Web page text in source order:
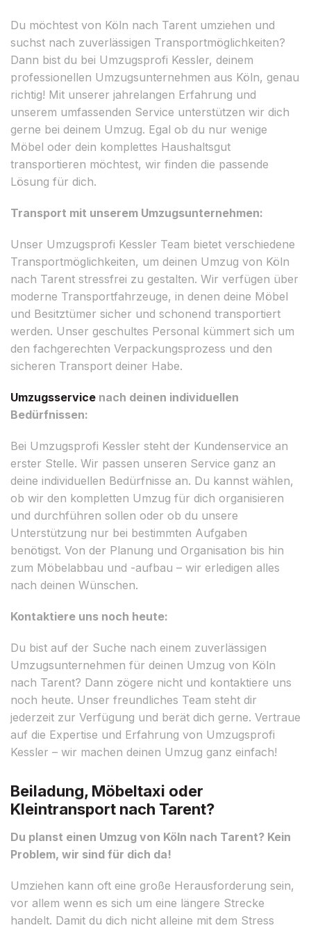
Du möchtest von Köln nach Tarent umziehen und
suchst nach zuverlässigen Transportmöglichkeiten?
Dann bist du bei Umzugsprofi Kessler, deinem
professionellen Umzugsunternehmen aus Köln, genau
richtig! Mit unserer jahrelangen Erfahrung und
unserem umfassenden Service unterstützen wir dich
gerne bei deinem Umzug. Egal ob du nur wenige
Möbel oder dein komplettes Haushaltsgut
transportieren möchtest, wir finden die passende
Lösung für dich.
Transport mit unserem Umzugsunternehmen:
Unser Umzugsprofi Kessler Team bietet verschiedene
Transportmöglichkeiten, um deinen Umzug von Köln
nach Tarent stressfrei zu gestalten. Wir verfügen über
moderne Transportfahrzeuge, in denen deine Möbel
und Besitztümer sicher und schonend transportiert
werden. Unser geschultes Personal kümmert sich um
den fachgerechten Verpackungsprozess und den
sicheren Transport deiner Habe.
Umzugsservice nach deinen individuellen
Bedürfnissen:
Bei Umzugsprofi Kessler steht der Kundenservice an
erster Stelle. Wir passen unseren Service ganz an
deine individuellen Bedürfnisse an. Du kannst wählen,
ob wir den kompletten Umzug für dich organisieren
und durchführen sollen oder ob du unsere
Unterstützung nur bei bestimmten Aufgaben
benötigst. Von der Planung und Organisation bis hin
zum Möbelabbau und -aufbau – wir erledigen alles
nach deinen Wünschen.
Kontaktiere uns noch heute:
Du bist auf der Suche nach einem zuverlässigen
Umzugsunternehmen für deinen Umzug von Köln
nach Tarent? Dann zögere nicht und kontaktiere uns
noch heute. Unser freundliches Team steht dir
jederzeit zur Verfügung und berät dich gerne. Vertraue
auf die Expertise und Erfahrung von Umzugsprofi
Kessler – wir machen deinen Umzug ganz einfach!
Beiladung, Möbeltaxi oder
Kleintransport nach Tarent?
Du planst einen Umzug von Köln nach Tarent? Kein
Problem, wir sind für dich da!
Umziehen kann oft eine große Herausforderung sein,
vor allem wenn es sich um eine längere Strecke
handelt. Damit du dich nicht alleine mit dem Stress